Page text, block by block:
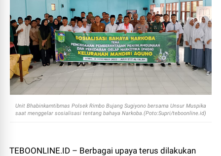
Unit Bhabinkamtibmas Polsek Rimbo Bujang Sugiyono bersama Unsur Muspika
saat menggelar sosialisasi tentang bahaya Narkoba.(Poto:Supri/teboonline.id)
TEBOONLINE.ID – Berbagai upaya terus dilakukan